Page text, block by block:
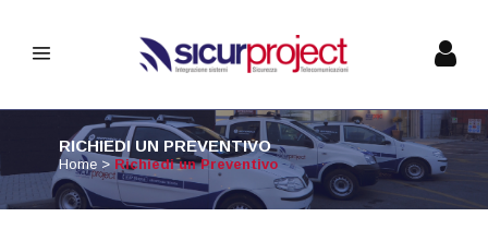
RICHIEDI UN PREVENTIVO
Home > Richiedi un Preventivo